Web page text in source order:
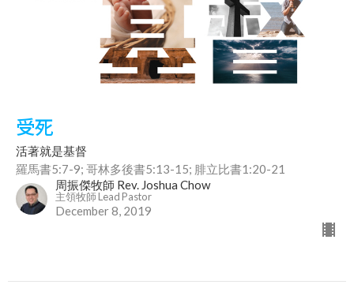
受死
活著就是基督
羅馬書5:7-9; 哥林多後書5:13-15; 腓立比書1:20-21
周振傑牧師 Rev. Joshua Chow
主領牧師 Lead Pastor
December 8, 2019